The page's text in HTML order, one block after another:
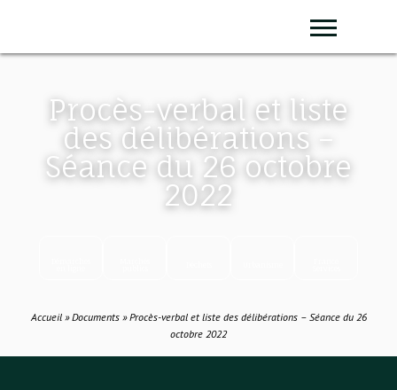
Procès-verbal et liste
des délibérations –
Séance du 26 octobre
2022
Accueil»Documents»Procès-verbal et liste des délibérations – Séance du 26
octobre 2022